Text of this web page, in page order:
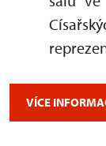
VÍCE